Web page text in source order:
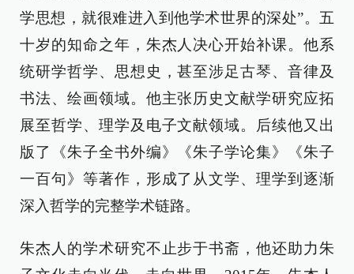
学思想，就很难进入到他学术世界的深处”。五
十岁的知命之年，朱杰人决心开始补课。他系
统研学哲学、思想史，甚至涉足古琴、音律及
书法、绘画领域。他主张历史文献学研究应拓
展至哲学、理学及电子文献领域。后续他又出
版了《朱子全书外编》《朱子学论集》《朱子
一百句》等著作，形成了从文学、理学到逐渐
深入哲学的完整学术链路。
朱杰人的学术研究不止步于书斋，他还助力朱